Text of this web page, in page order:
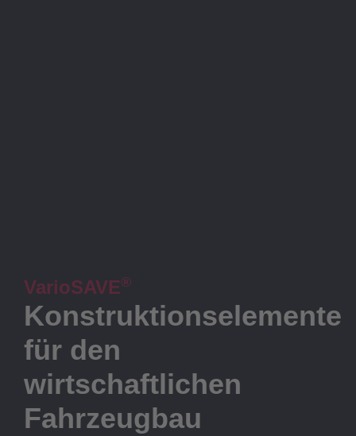
VarioSAVE®
Konstruktionselemente
für den
wirtschaftlichen
Fahrzeugbau